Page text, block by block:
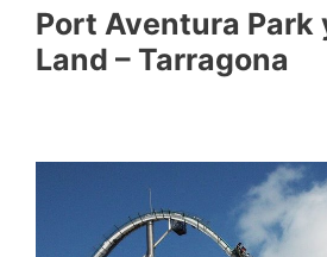
Port Aventura Park
Land – Tarragona